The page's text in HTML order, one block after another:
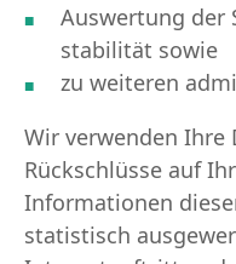
Auswertung der
stabilität sowie
zu weiteren
Wir verwenden Ihre
Rückschlüsse auf
Informationen
statistisch